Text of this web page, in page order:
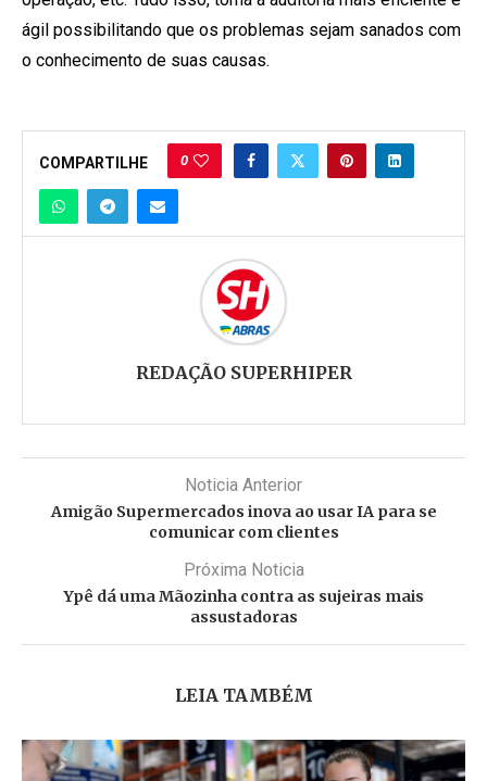
ágil possibilitando que os problemas sejam sanados com
o conhecimento de suas causas.
COMPARTILHE 0
REDAÇÃO SUPERHIPER
Noticia Anterior
Amigão Supermercados inova ao usar IA para se
comunicar com clientes
Próxima Noticia
Ypê dá uma Mãozinha contra as sujeiras mais
assustadoras
LEIA TAMBÉM